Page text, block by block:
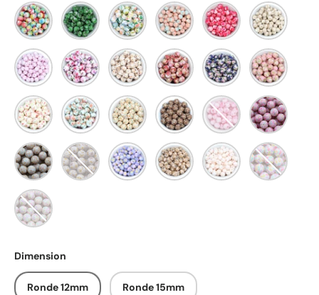
Fleur d'étéFeuille des tropiques
Fleur des prairies
Fleur de CosmosFleur d'Hibiscus
Feuille de
Fleur Belle de Lilas
Fleur Rose de Pivoine
Flower SixtiesFleur Rose d'antan
Fleur Rose deFleur Rose
Fleur ÉternelleFleur Rose cyanFleur de Coquelicot
Flower Seventies
Fleur d'Amandier
Liberty
Liberty Rêve brun
Flower VintageFleur de Myosotis
Flower FiftiesRosée florale
Flower
Liberty Tendre
Dimension
Ronde 12mm Ronde 15mm